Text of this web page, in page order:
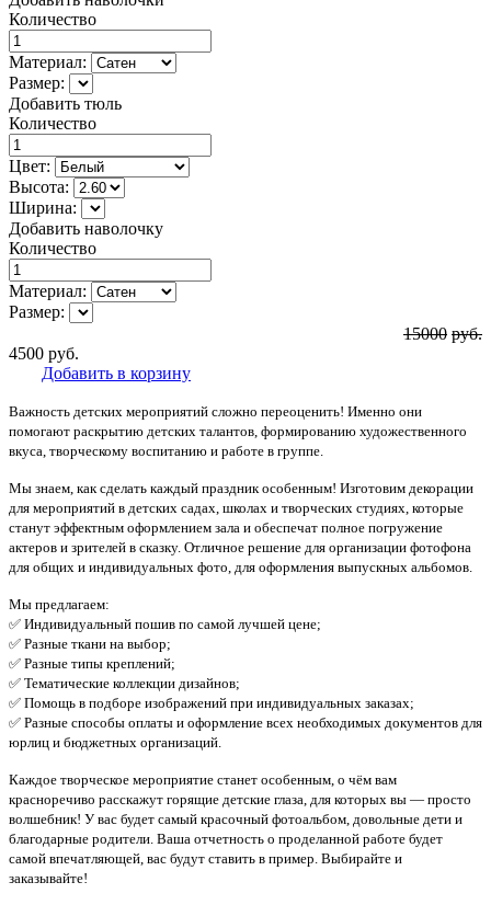
Количество
Материал:
Размер:
Добавить тюль
Количество
Цвет:
Высота:
Ширина:
Добавить наволочку
Количество
Материал:
Размер:
15000 руб.
4500 руб.
Добавить в корзину
Важность детских мероприятий сложно переоценить! Именно они
помогают раскрытию детских талантов, формированию художественного
вкуса, творческому воспитанию и работе в группе.
Мы знаем, как сделать каждый праздник особенным! Изготовим декорации
для мероприятий в детских садах, школах и творческих студиях, которые
станут эффектным оформлением зала и обеспечат полное погружение
актеров и зрителей в сказку. Отличное решение для организации фотофона
для общих и индивидуальных фото, для оформления выпускных альбомов.
Мы предлагаем:
✅ Индивидуальный пошив по самой лучшей цене;
✅ Разные ткани на выбор;
✅ Разные типы креплений;
✅ Тематические коллекции дизайнов;
✅ Помощь в подборе изображений при индивидуальных заказах;
✅ Разные способы оплаты и оформление всех необходимых документов для
юрлиц и бюджетных организаций.
Каждое творческое мероприятие станет особенным, о чём вам
красноречиво расскажут горящие детские глаза, для которых вы — просто
волшебник! У вас будет самый красочный фотоальбом, довольные дети и
благодарные родители. Ваша отчетность о проделанной работе будет
самой впечатляющей, вас будут ставить в пример. Выбирайте и
заказывайте!